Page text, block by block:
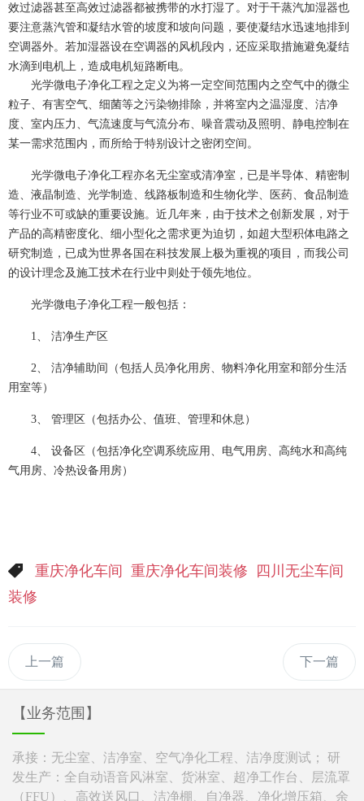
效过滤器甚至高效过滤器都被携带的水打湿了。对于干蒸汽加湿器也
要注意蒸汽管和凝结水管的坡度和坡向问题，要使凝结水迅速地排到
空调器外。若加湿器设在空调器的风机段内，还应采取措施避免凝结
水滴到电机上，造成电机短路断电。
光学微电子净化工程之定义为将一定空间范围内之空气中的微尘
粒子、有害空气、细菌等之污染物排除，并将室内之温湿度、洁净
度、室内压力、气流速度与气流分布、噪音震动及照明、静电控制在
某一需求范围内，而所给于特别设计之密闭空间。
光学微电子净化工程亦名无尘室或清净室，已是半导体、精密制
造、液晶制造、光学制造、线路板制造和生物化学、医药、食品制造
等行业不可或缺的重要设施。近几年来，由于技术之创新发展，对于
产品的高精密度化、细小型化之需求更为迫切，如超大型积体电路之
研究制造，已成为世界各国在科技发展上极为重视的项目，而我公司
的设计理念及施工技术在行业中则处于领先地位。
光学微电子净化工程一般包括：
1、 洁净生产区
2、 洁净辅助间（包括人员净化用房、物料净化用室和部分生活
用室等）
3、 管理区（包括办公、值班、管理和休息）
4、 设备区（包括净化空调系统应用、电气用房、高纯水和高纯
气用房、冷热设备用房）
重庆净化车间 重庆净化车间装修
四川无尘车间
装修
上一篇 下一篇
【业务范围】
承接：无尘室、洁净室、空气净化工程、洁净度测试； 研
发生产：全自动语音风淋室、货淋室、超净工作台、层流罩
（FFU）、高效送风口、洁净棚、自净器、净化增压箱、余